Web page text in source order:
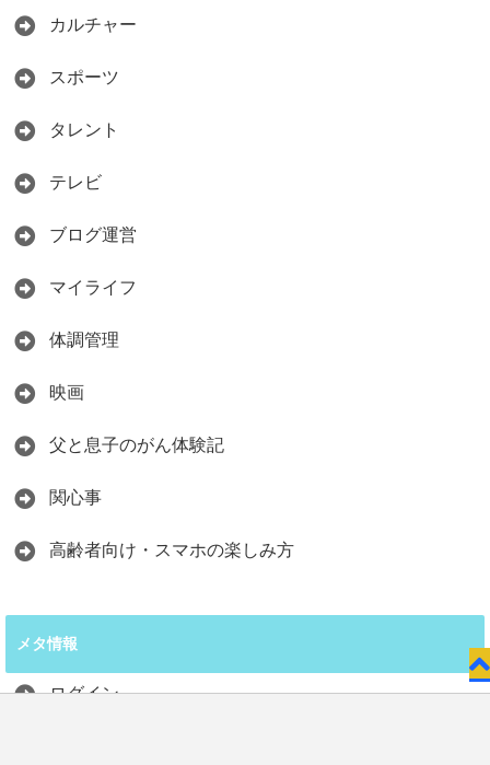
カルチャー
スポーツ
タレント
テレビ
ブログ運営
マイライフ
体調管理
映画
父と息子のがん体験記
関心事
高齢者向け・スマホの楽しみ方
メタ情報
ログイン